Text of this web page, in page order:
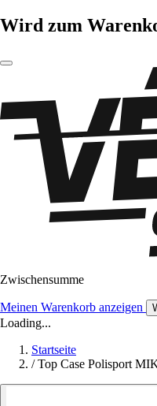
Wird zum
Zwischensumme
Meinen Warenkorb anzeigen
Loading...
Startseite
/ Top Case Polisport